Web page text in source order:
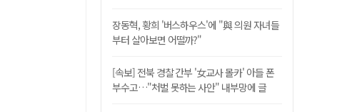
장동혁, 황희 '버스하우스'에 "與 의원 자녀들
부터 살아보면 어떨까?"
[속보] 전북 경찰 간부 '女교사 몰카' 아들 폰
부수고…"처벌 못하는 사안" 내부망에 글